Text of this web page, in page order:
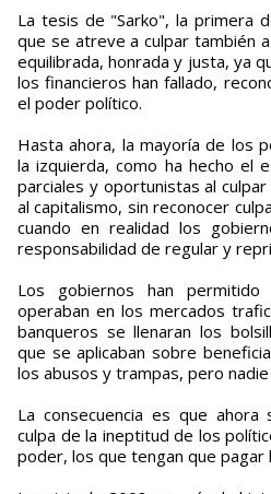
La tesis de "Sarko", la primera
que se atreve a culpar también
equilibrada, honrada y justa, ya
los financieros han fallado,
el poder político.
Hasta ahora, la mayoría de los
la izquierda, como ha hecho el
parciales y oportunistas al
al capitalismo, sin reconocer
cuando en realidad los
responsabilidad de regular y
Los gobiernos han
operaban en los mercados
banqueros se llenaran los
que se aplicaban sobre
los abusos y trampas, pero nadie
La consecuencia es que ahora
culpa de la ineptitud de los
poder, los que tengan que pagar